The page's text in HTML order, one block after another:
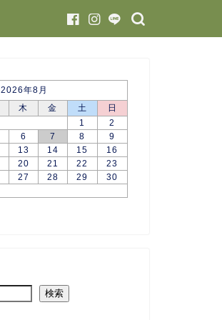
2026年8月
木 金 土
日
1
2
6 7 8
9
13 14 15
16
20 21 22
23
27 28 29
30
検索